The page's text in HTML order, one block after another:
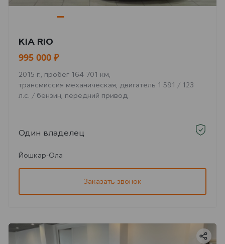
KIA RIO
995 000 ₽
2015 г., пробег 164 701 км,
трансмиссия механическая, двигатель 1 591 / 123
л.с. / бензин, передний привод
Один владелец
Йошкар-Ола
Заказать звонок